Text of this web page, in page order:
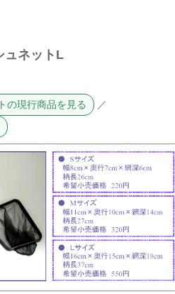
ュネットL
の現行商品を見る ／